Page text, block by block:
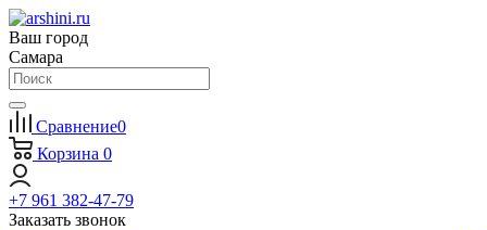
Ваш город
Самара
Сравнение0
Корзина 0
+7 961 382-47-79
Заказать звонок